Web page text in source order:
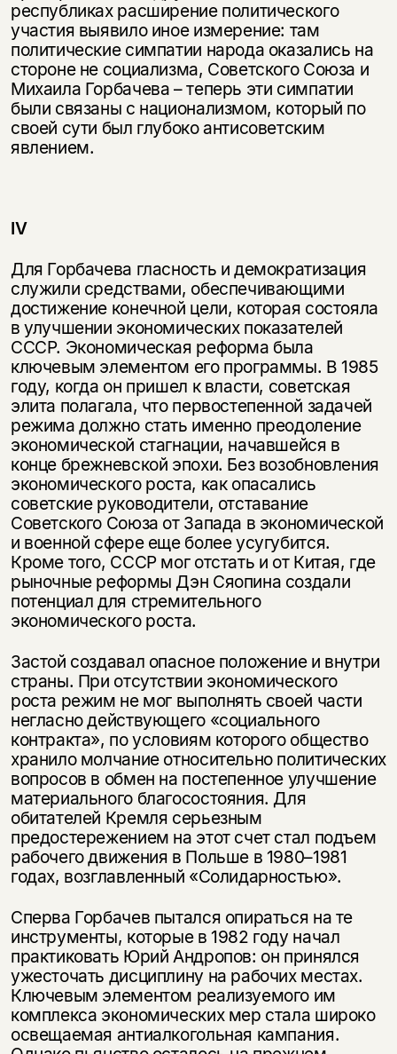
республиках расширение политического
участия выявило иное измерение: там
политические симпатии народа оказались на
стороне не социализма, Советского Союза и
Михаила Горбачева – теперь эти симпатии
были связаны с национализмом, который по
своей сути был глубоко антисоветским
явлением.
IV
Для Горбачева гласность и демократизация
служили средствами, обеспечивающими
достижение конечной цели, которая состояла
в улучшении экономических показателей
СССР. Экономическая реформа была
ключевым элементом его программы. В 1985
году, когда он пришел к власти, советская
элита полагала, что первостепенной задачей
режима должно стать именно преодоление
экономической стагнации, начавшейся в
конце брежневской эпохи. Без возобновления
экономического роста, как опасались
советские руководители, отставание
Советского Союза от Запада в экономической
и военной сфере еще более усугубится.
Кроме того, СССР мог отстать и от Китая, где
рыночные реформы Дэн Сяопина создали
потенциал для стремительного
экономического роста.
Застой создавал опасное положение и внутри
страны. При отсутствии экономического
роста режим не мог выполнять своей части
негласно действующего «социального
контракта», по условиям которого общество
хранило молчание относительно политических
вопросов в обмен на постепенное улучшение
материального благосостояния. Для
обитателей Кремля серьезным
предостережением на этот счет стал подъем
рабочего движения в Польше в 1980–1981
годах, возглавленный «Солидарностью».
Сперва Горбачев пытался опираться на те
инструменты, которые в 1982 году начал
практиковать Юрий Андропов: он принялся
ужесточать дисциплину на рабочих местах.
Ключевым элементом реализуемого им
комплекса экономических мер стала широко
освещаемая антиалкогольная кампания.